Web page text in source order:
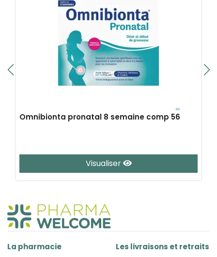
Omnibionta pronatal 8 semaine comp 56
Visualiser
La pharmacie Les livraisons et retraits